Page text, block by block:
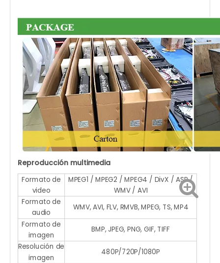
Reproducción multimedia
Formato de
video
MPEG1 / MPEG2 / MPEG4 / DivX / ASP /
WMV / AVI
Formato de
audio
WMV, AVI, FLV, RMVB, MPEG, TS, MP4
Formato de
imagen
BMP, JPEG, PNG, GIF, TIFF
Resolución de
imagen
480P/720P/1080P